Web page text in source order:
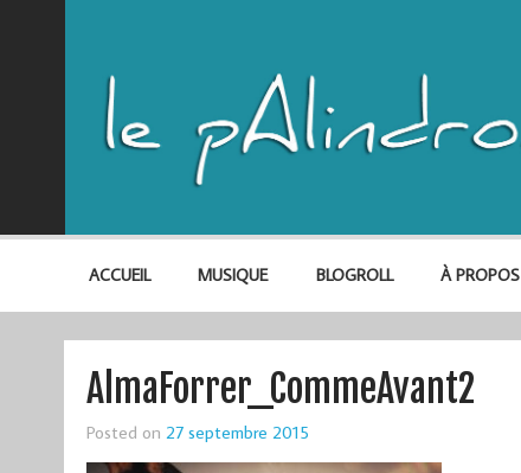
ACCUEIL MUSIQUE BLOGROLL À PROPOS
AlmaForrer_CommeAvant2
Posted on 27 septembre 2015